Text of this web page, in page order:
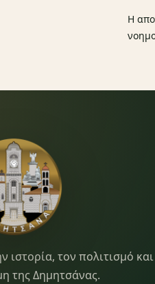
Η
ιστορία, τον πολιτισμό
της Δημητσάνας.